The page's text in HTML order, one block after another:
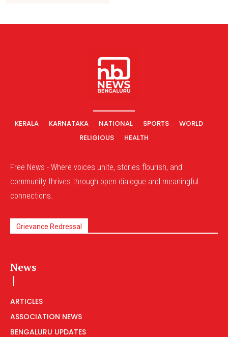
KERALA KARNATAKA NATIONAL SPORTS
WORLD
RELIGIOUS
HEALTH
Free News - Where voices unite, stories flourish, and
community thrives through open dialogue and meaningful
connections.
Grievance Redressal
News
ARTICLES
ASSOCIATION NEWS
BENGALURU UPDATES